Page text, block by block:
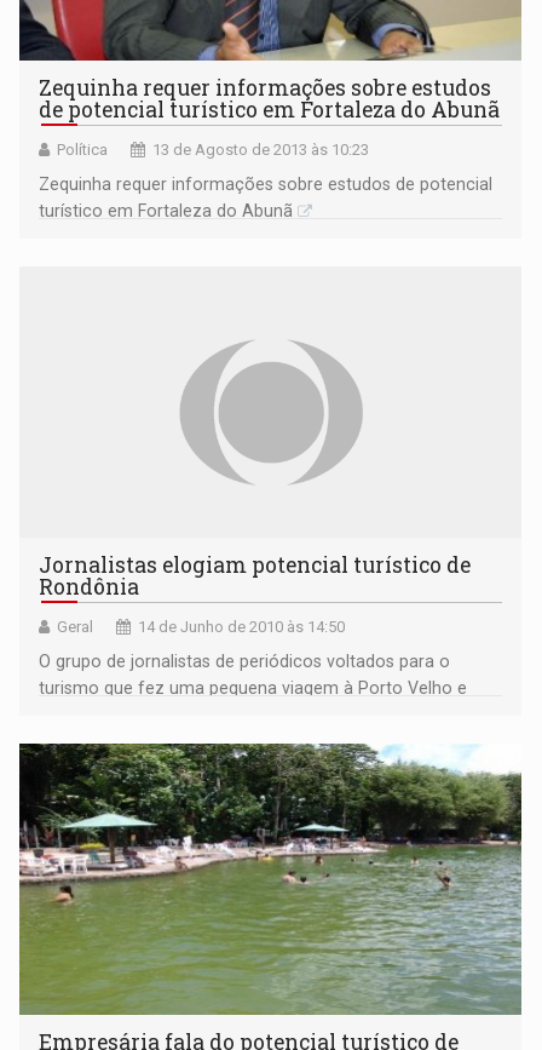
Zequinha requer informações sobre estudos
de potencial turístico em Fortaleza do Abunã
Política 13 de Agosto de 2013 às 10:23
Zequinha requer informações sobre estudos de potencial
turístico em Fortaleza do Abunã
Jornalistas elogiam potencial turístico de
Rondônia
Geral 14 de Junho de 2010 às 14:50
O grupo de jornalistas de periódicos voltados para o
turismo que fez uma pequena viagem à Porto Velho e
o que viram”, de acordo com a assessora técnica da
Coordenadoria Municipal de Turismo, ligada a
Empresária fala do potencial turístico de